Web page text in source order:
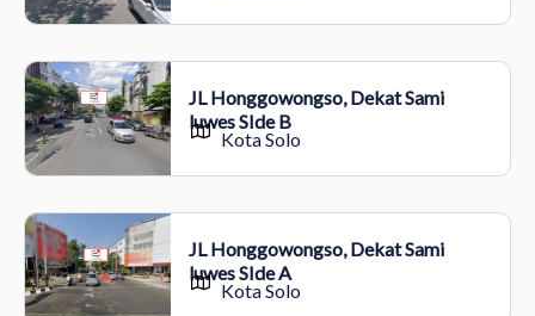
JL Honggowongso, Dekat Sami
luwes SIde B
Kota Solo
JL Honggowongso, Dekat Sami
luwes SIde A
Kota Solo